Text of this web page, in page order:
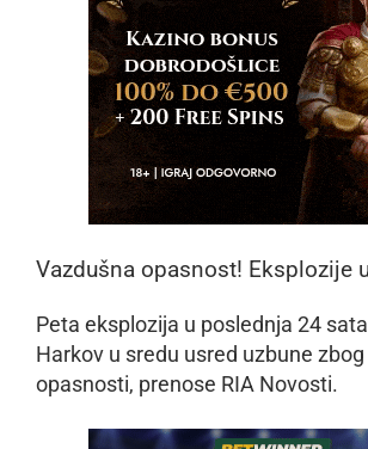
Vazdušna opasnost! Eksplozije
Peta eksplozija u poslednja 24
Harkov u sredu usred uzbune
opasnosti, prenose RIA Novosti.